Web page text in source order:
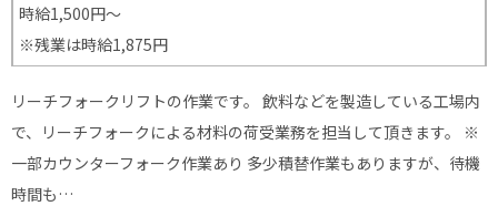
時給1,500円～
※残業は時給1,875円
リーチフォークリフトの作業です。 飲料などを製造している工場内
で、リーチフォークによる材料の荷受業務を担当して頂きます。 ※
一部カウンターフォーク作業あり 多少積替作業もありますが、待機
時間も…